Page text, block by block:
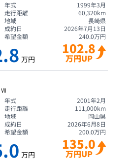
年式
1999年3月
走行距離
60,320km
地域
長崎県
成約日
2026年7月13日
希望金額
240.0万円
万円
102.8
万円UP
Ⅶ
年式
2001年2月
走行距離
111,000km
地域
岡山県
成約日
2026年6月8日
希望金額
200.0万円
万円
135.0
万円UP